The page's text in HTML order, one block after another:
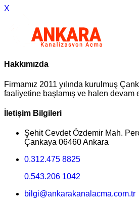
X
Hakkımızda
Firmamız 2011 yılında kurulmuş
faaliyetine başlamış ve halen devam
İletişim Bilgileri
Şehit Cevdet Özdemir Mah.
Çankaya 06460 Ankara
0.312.475 8825
0.543.206 1042
bilgi@ankarakanalacma.com.tr